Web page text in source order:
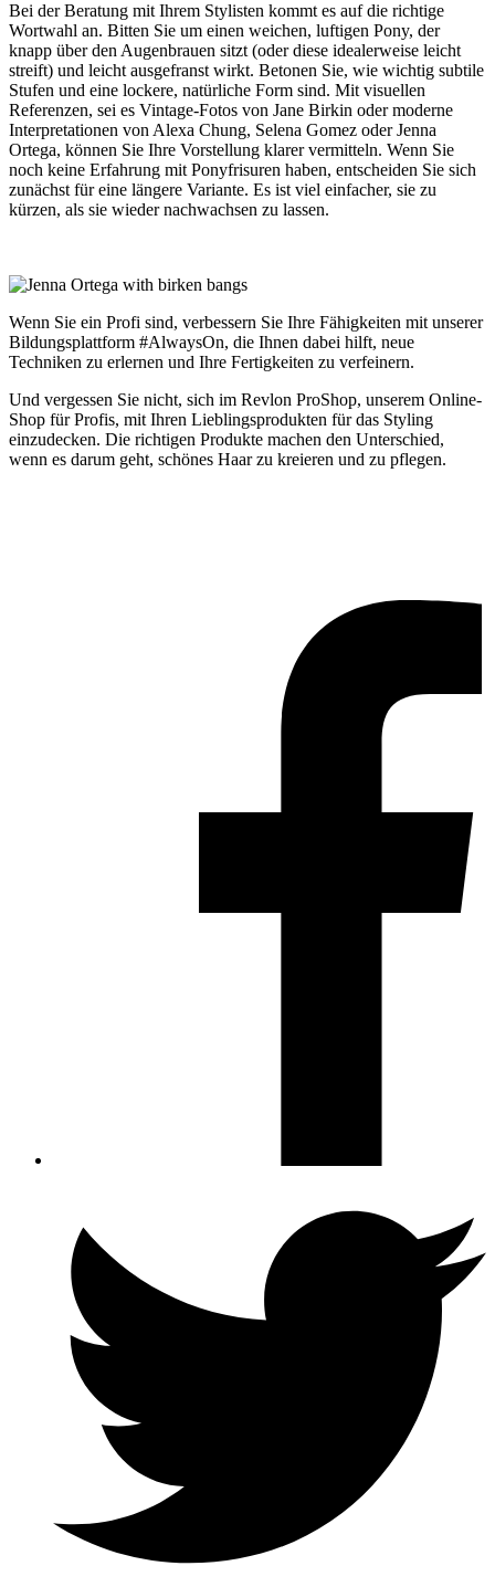
Bei der Beratung mit Ihrem Stylisten kommt es auf die richtige
Wortwahl an. Bitten Sie um einen weichen, luftigen Pony, der
knapp über den Augenbrauen sitzt (oder diese idealerweise leicht
streift) und leicht ausgefranst wirkt. Betonen Sie, wie wichtig subtile
Stufen und eine lockere, natürliche Form sind. Mit visuellen
Referenzen, sei es Vintage-Fotos von Jane Birkin oder moderne
Interpretationen von Alexa Chung, Selena Gomez oder Jenna
Ortega, können Sie Ihre Vorstellung klarer vermitteln. Wenn Sie
noch keine Erfahrung mit Ponyfrisuren haben, entscheiden Sie sich
zunächst für eine längere Variante. Es ist viel einfacher, sie zu
kürzen, als sie wieder nachwachsen zu lassen.
Wenn Sie ein Profi sind, verbessern Sie Ihre Fähigkeiten mit unserer
Bildungsplattform #AlwaysOn, die Ihnen dabei hilft, neue
Techniken zu erlernen und Ihre Fertigkeiten zu verfeinern.
Und vergessen Sie nicht, sich im Revlon ProShop, unserem Online-
Shop für Profis, mit Ihren Lieblingsprodukten für das Styling
einzudecken. Die richtigen Produkte machen den Unterschied,
wenn es darum geht, schönes Haar zu kreieren und zu pflegen.